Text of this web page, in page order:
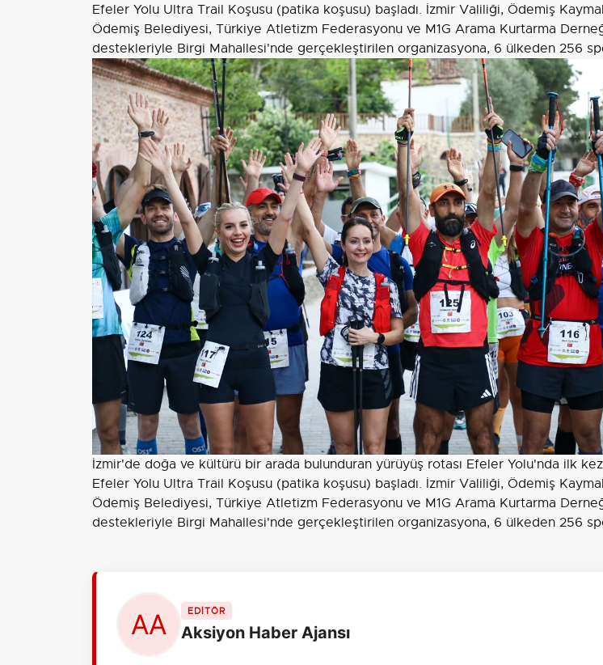
Efeler Yolu Ultra Trail Koşusu (patika koşusu) başladı. İzmir Valiliği, Ödemiş
Ödemiş Belediyesi, Türkiye Atletizm Federasyonu ve M1G Arama Kurtarma
destekleriyle Birgi Mahallesi'nde gerçekleştirilen organizasyona, 6 ülkeden 256
İzmir'de doğa ve kültürü bir arada bulunduran yürüyüş rotası Efeler Yolu'nda ilk
Efeler Yolu Ultra Trail Koşusu (patika koşusu) başladı. İzmir Valiliği, Ödemiş
Ödemiş Belediyesi, Türkiye Atletizm Federasyonu ve M1G Arama Kurtarma
destekleriyle Birgi Mahallesi'nde gerçekleştirilen organizasyona, 6 ülkeden 256
EDİTÖR
Aksiyon Haber Ajansı